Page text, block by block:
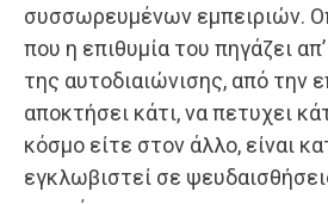
συσσωρευμένων εμπειριών.
που η επιθυμία του πηγάζει
της αυτοδιαιώνισης, από την
αποκτήσει κάτι, να πετυχει
κόσμο είτε στον άλλο, είναι
εγκλω­βιστεί σε